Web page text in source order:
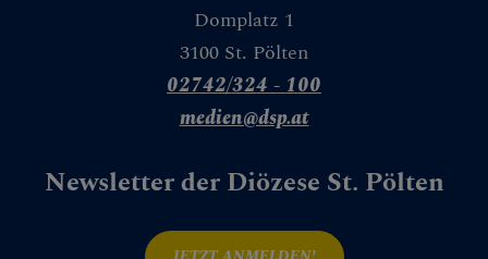
Feige
Granatapfel
Weinstock
Domplatz 1
3100 St. Pölten
02742/324 - 100
medien@dsp.at
Newsletter der Diözese St. Pölten